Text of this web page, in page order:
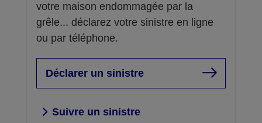
votre maison endommagée par la
grêle... déclarez votre sinistre en ligne
ou par téléphone.
Déclarer un sinistre
Suivre un sinistre